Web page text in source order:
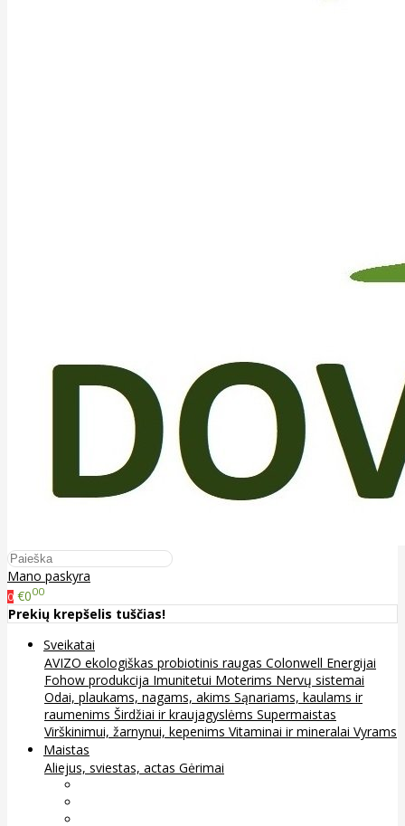
Mano paskyra
0 €000
Prekių krepšelis tuščias!
Sveikatai
AVIZO ekologiškas probiotinis raugas Colonwell Energijai
Fohow produkcija Imunitetui Moterims Nervų sistemai
Odai, plaukams, nagams, akims Sąnariams, kaulams ir
raumenims Širdžiai ir kraujagyslėms Supermaistas
Virškinimui, žarnynui, kepenims Vitaminai ir mineralai Vyrams
Maistas
Aliejus, sviestas, actas Gėrimai